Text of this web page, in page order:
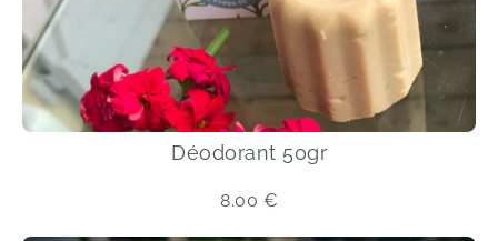
Déodorant 50gr
8.00 €